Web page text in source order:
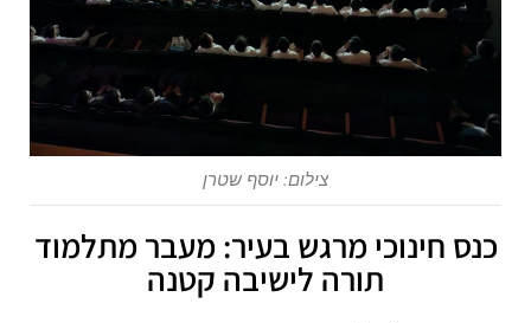
צילום: יוסף שטרן
כנס חינוכי מרגש בעיר: מעבר מתלמוד
תורה לישיבה קטנה